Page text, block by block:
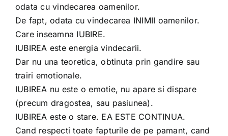
odata cu vindecarea oamenilor.
De fapt, odata cu vindecarea INIMII oamenilor.
Care inseamna IUBIRE.
IUBIREA este energia vindecarii.
Dar nu una teoretica, obtinuta prin gandire sau
trairi emotionale.
IUBIREA nu este o emotie, nu apare si dispare
(precum dragostea, sau pasiunea).
IUBIREA este o stare. EA ESTE CONTINUA.
Cand respecti toate fapturile de pe pamant, cand